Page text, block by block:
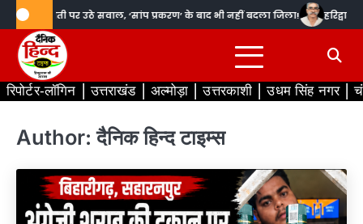
Skip
to
content
तैनाती पर उठे सवाल, ‘सांप प्रकरण’ के बाद भी नहीं बदला जिला! हरिद्वार सनत
रिपोर्टर-लॉगिन उत्तराखंड अल्मोड़ा उत्तरकाशी उधम सिंह नगर
Author:दैनिक हिन्द टाइम्स